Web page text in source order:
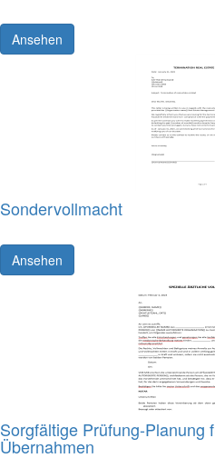
Ansehen
Sondervollmacht
Ansehen
Sorgfältige Prüfung-Planung
Übernahmen